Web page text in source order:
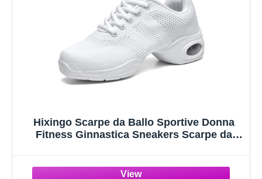
Hixingo Scarpe da Ballo Sportive Donna
Fitness Ginnastica Sneakers Scarpe da
Danza Sneakers